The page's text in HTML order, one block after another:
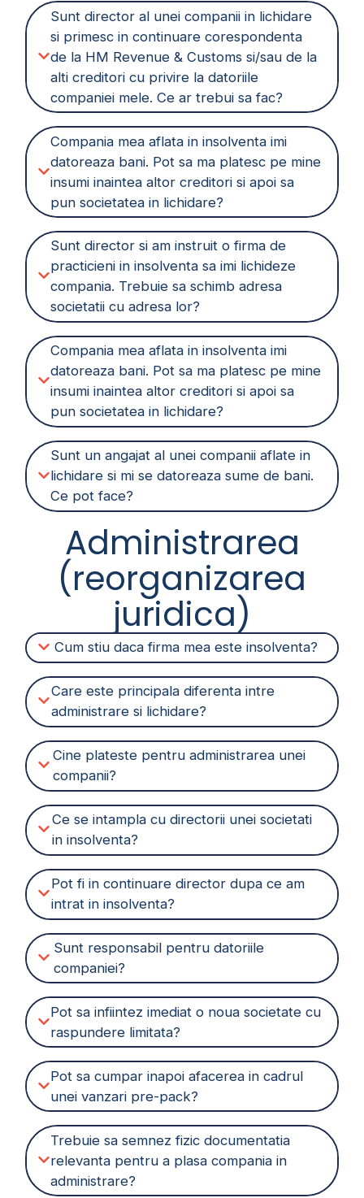
Sunt director al unei companii in lichidare
si primesc in continuare corespondenta
de la HM Revenue & Customs si/sau de la
alti creditori cu privire la datoriile
companiei mele. Ce ar trebui sa fac?
Compania mea aflata in insolventa imi
datoreaza bani. Pot sa ma platesc pe mine
insumi inaintea altor creditori si apoi sa
pun societatea in lichidare?
Sunt director si am instruit o firma de
practicieni in insolventa sa imi lichideze
compania. Trebuie sa schimb adresa
societatii cu adresa lor?
Compania mea aflata in insolventa imi
datoreaza bani. Pot sa ma platesc pe mine
insumi inaintea altor creditori si apoi sa
pun societatea in lichidare?
Sunt un angajat al unei companii aflate in
lichidare si mi se datoreaza sume de bani.
Ce pot face?
Administrarea
(reorganizarea
juridica)
Cum stiu daca firma mea este insolventa?
Care este principala diferenta intre
administrare si lichidare?
Cine plateste pentru administrarea unei
companii?
Ce se intampla cu directorii unei societati
in insolventa?
Pot fi in continuare director dupa ce am
intrat in insolventa?
Sunt responsabil pentru datoriile
companiei?
Pot sa infiintez imediat o noua societate cu
raspundere limitata?
Pot sa cumpar inapoi afacerea in cadrul
unei vanzari pre-pack?
Trebuie sa semnez fizic documentatia
relevanta pentru a plasa compania in
administrare?